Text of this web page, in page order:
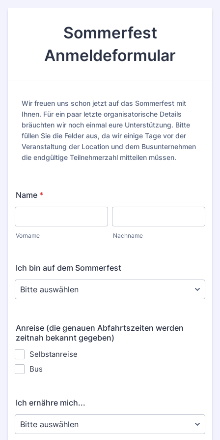
Sommerfest
Anmeldeformular
Wir freuen uns schon jetzt auf das Sommerfest mit
Ihnen. Für ein paar letzte organisatorische Details
bräuchten wir noch einmal eure Unterstützung. Bitte
füllen Sie die Felder aus, da wir einige Tage vor der
Veranstaltung der Location und dem Busunternehmen
die endgültige Teilnehmerzahl mitteilen müssen.
Name *
Vorname Nachname
Ich bin auf dem Sommerfest
Anreise (die genauen Abfahrtszeiten werden
zeitnah bekannt gegeben)
Selbstanreise
Bus
Ich ernähre mich...